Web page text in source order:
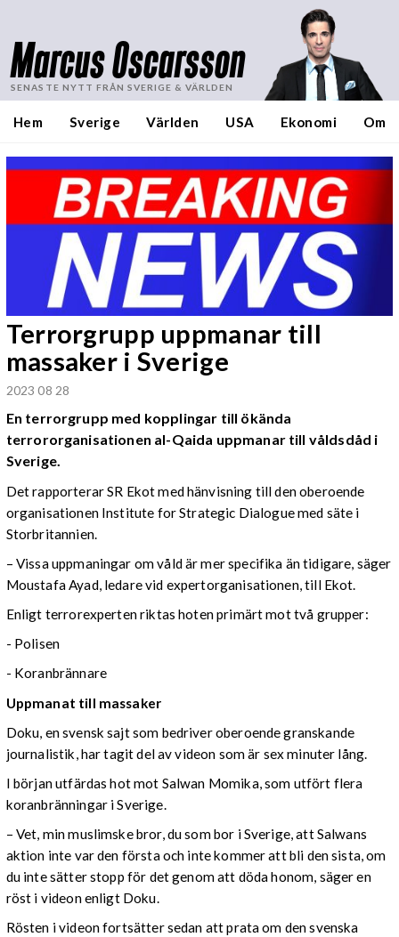
Marcus Oscarsson
SENASTE NYTT FRÅN SVERIGE & VÄRLDEN
Hem Sverige Världen USA Ekonomi Om
Terrorgrupp uppmanar till
massaker i Sverige
2023 08 28
En terrorgrupp med kopplingar till ökända
terrororganisationen al-Qaida uppmanar till våldsdåd i
Sverige.
Det rapporterar SR Ekot med hänvisning till den oberoende
organisationen Institute for Strategic Dialogue med säte i
Storbritannien.
– Vissa uppmaningar om våld är mer specifika än tidigare, säger
Moustafa Ayad, ledare vid expertorganisationen, till Ekot.
Enligt terrorexperten riktas hoten primärt mot två grupper:
- Polisen
- Koranbrännare
Uppmanat till massaker
Doku, en svensk sajt som bedriver oberoende granskande
journalistik, har tagit del av videon som är sex minuter lång.
I början utfärdas hot mot Salwan Momika, som utfört flera
koranbränningar i Sverige.
– Vet, min muslimske bror, du som bor i Sverige, att Salwans
aktion inte var den första och inte kommer att bli den sista, om
du inte sätter stopp för det genom att döda honom, säger en
röst i videon enligt Doku.
Rösten i videon fortsätter sedan att prata om den svenska